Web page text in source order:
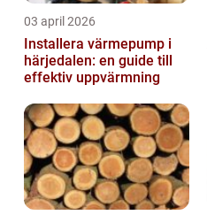
03 april 2026
Installera värmepump i
härjedalen: en guide till
effektiv uppvärmning